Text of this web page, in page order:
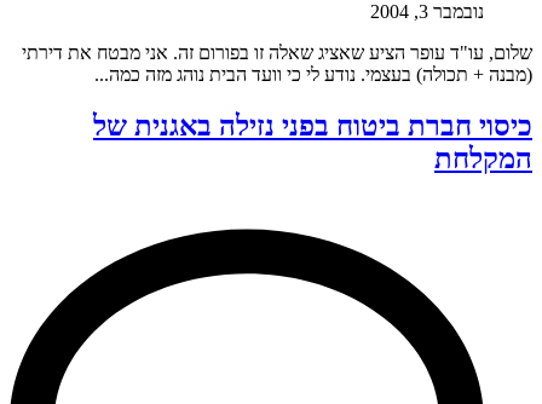
נובמבר 3, 2004
שלום, עו"ד עופר הציע שאציג שאלה זו בפורום זה. אני מבטח את דירתי
(מבנה + תכולה) בעצמי. נודע לי כי וועד הבית נוהג מזה כמה...
כיסוי חברת ביטוח בפני נזילה באגנית של
המקלחת